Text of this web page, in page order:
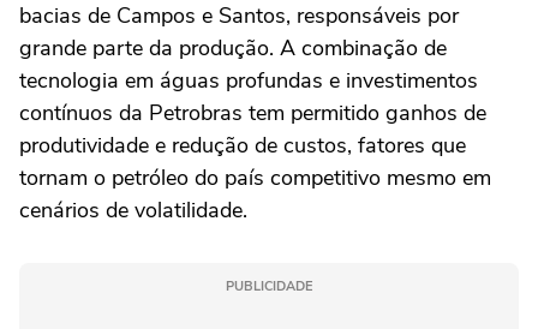
bacias de Campos e Santos, responsáveis por
grande parte da produção. A combinação de
tecnologia em águas profundas e investimentos
contínuos da Petrobras tem permitido ganhos de
produtividade e redução de custos, fatores que
tornam o petróleo do país competitivo mesmo em
cenários de volatilidade.
PUBLICIDADE